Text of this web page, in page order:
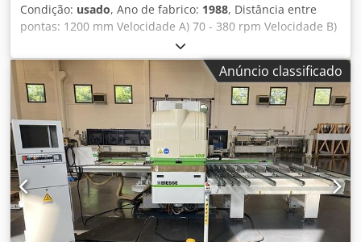
Condição: usado, Ano de fabrico: 1988, Distância entre
pontas: 1200 mm Velocidade A) 70 - 380 rpm Velocidade B)
380 - 2000 rpm Peso: 2,2 t Torno para madeira +++++ Por
favor, note que a máquina está desmontada e pronta para
carregamento. Portanto, uma demonstração em
funcionamento ou a produção de um vídeo não são
possíveis. Além disso, nosso anúncio contém as fotos mais
esclarecedoras e de melhor qualidade possível. O envio de
imagens adicionais não é possível. +++++ Dedpfxsk Sat De
An Newa
Anúncio classificado